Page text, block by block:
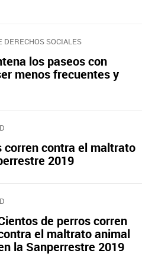
SOCIALES
los paseos con
menos frecuentes y
corren contra el maltrato
2019
de perros corren
el maltrato animal
la Sanperrestre 2019